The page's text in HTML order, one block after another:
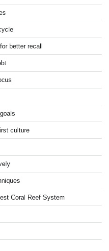
better recall
culture
Coral Reef System